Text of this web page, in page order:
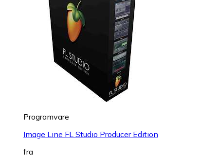
Programvare
Image Line FL Studio Producer Edition
fra